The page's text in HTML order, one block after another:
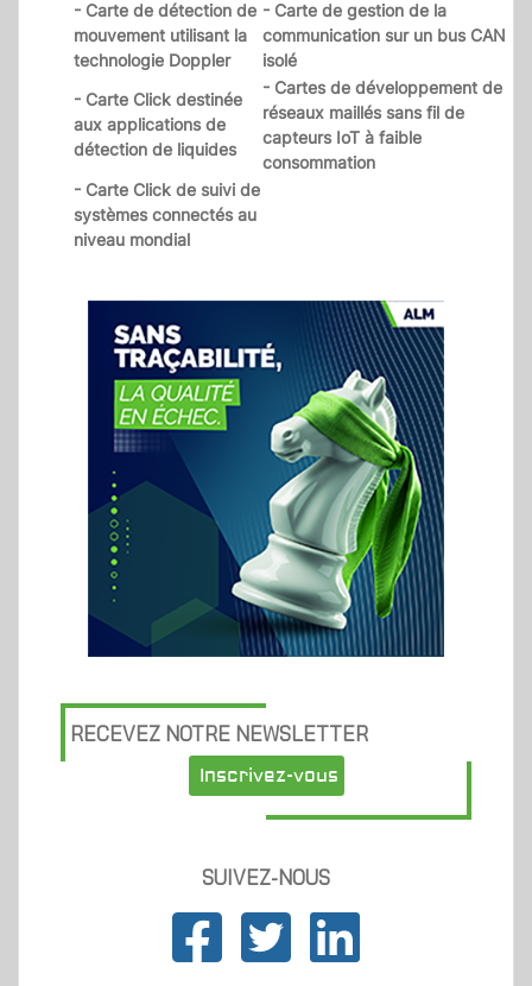
- Carte de détection de
mouvement utilisant la
technologie Doppler
- Carte de gestion de la
communication sur un bus CAN
isolé
- Carte Click destinée
aux applications de
détection de liquides
- Cartes de développement de
réseaux maillés sans fil de
capteurs IoT à faible
consommation
- Carte Click de suivi de
systèmes connectés au
niveau mondial
RECEVEZ NOTRE NEWSLETTER
Inscrivez-vous
SUIVEZ-NOUS